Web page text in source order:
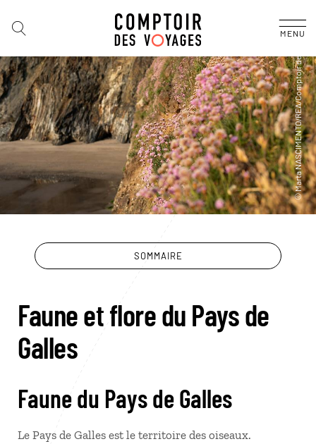
MENU
SOMMAIRE
Faune et flore du Pays de
Galles
Faune du Pays de Galles
Le Pays de Galles est le territoire des oiseaux.